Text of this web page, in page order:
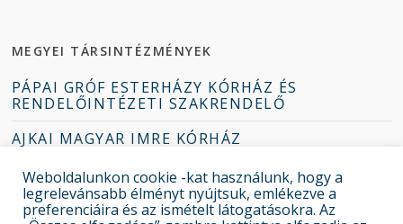
MEGYEI TÁRSINTÉZMÉNYEK
PÁPAI GRÓF ESTERHÁZY KÓRHÁZ ÉS
RENDELŐINTÉZETI SZAKRENDELŐ
AJKAI MAGYAR IMRE KÓRHÁZ
TAPOLCAI DEÁK JENŐ KÓRHÁZ
ZIRCI ERZSÉBET KÓRHÁZ-RENDELŐINTÉZET
Weboldalunkon cookie -kat használunk, hogy a
legrelevánsabb élményt nyújtsuk, emlékezve a
preferenciáira és az ismételt látogatásokra. Az